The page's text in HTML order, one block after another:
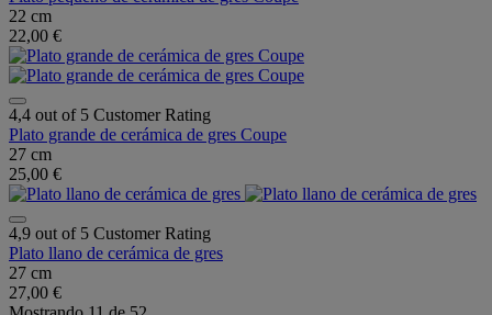
22 cm
22,00 €
4,4 out of 5 Customer Rating
Plato grande de cerámica de gres Coupe
27 cm
25,00 €
4,9 out of 5 Customer Rating
Plato llano de cerámica de gres
27 cm
27,00 €